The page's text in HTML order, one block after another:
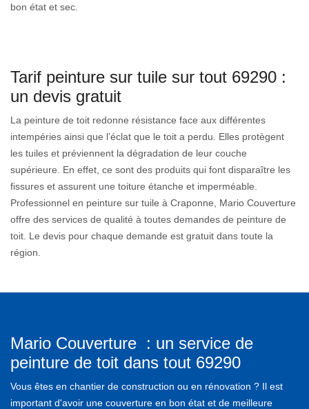
bon état et sec.
Tarif peinture sur tuile sur tout 69290 :
un devis gratuit
La peinture de toit redonne résistance face aux différentes
intempéries ainsi que l’éclat que le toit a perdu. Elles protègent
les tuiles et préviennent la dégradation de leur couche
supérieure. En effet, ce sont des produits qui font disparaître les
fissures et assurent une toiture étanche et imperméable.
Professionnel en peinture sur tuile à Craponne, Mario Couverture
offre des services de qualité à toutes demandes de peinture de
toit. Le devis pour chaque demande est gratuit dans toute la
région.
Mario Couverture : un service de
peinture de toit dans tout 69290
Vous êtes en chantier de construction ou en rénovation ? Il est
important d'avoir une couverture en bon état et de meilleure